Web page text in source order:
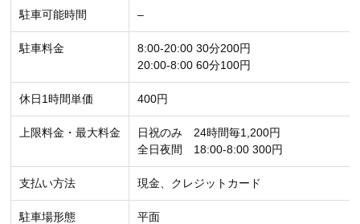
駐車可能時間 –
駐車料金
8:00-20:00 30分200円
20:00-8:00 60分100円
休日1時間単価 400円
上限料金・最大料金
日祝のみ 24時間毎1,200円
全日夜間 18:00-8:00 300円
支払い方法 現金、クレジットカード
駐車場形態 平面